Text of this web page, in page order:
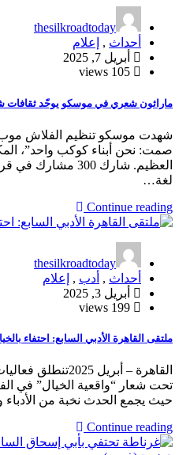
thesilkroadtoday
أحداث ,
إعلام
أبريل 7, 2025
ماراثون شعري في موسكو يوحّد ثقافات
شهدت موسكو تنظيم الفلاش موب
صمت: نحن أبناء كوكب واحد”،
لغة…
Continue reading
thesilkroadtoday
أحداث , أدب ,
إعلام
أبريل 3, 2025
ملتقى القاهرة الأدبي السابع: احتفاء
القاهرة – أبريل
حيث يجمع الحدث نخبة من
Continue reading